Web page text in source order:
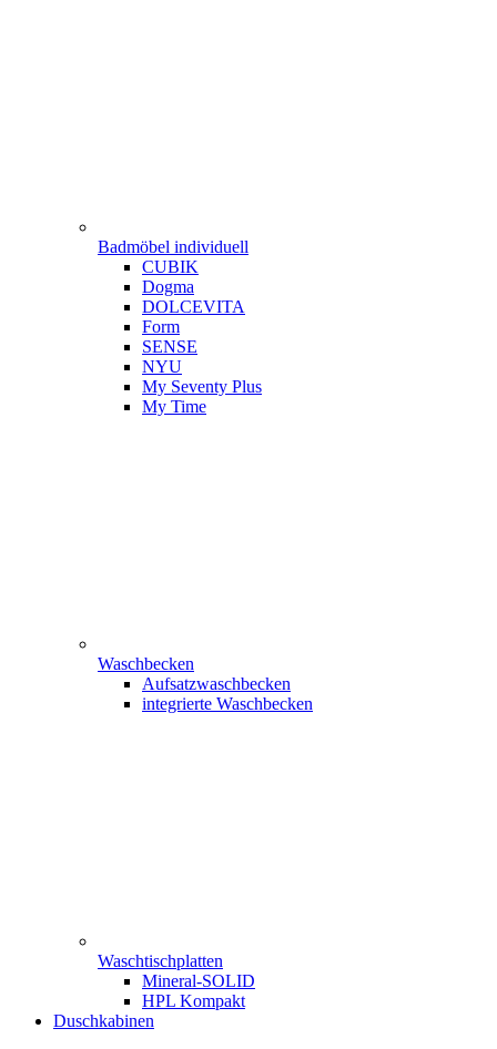
Badmöbel individuell
CUBIK
Dogma
DOLCEVITA
Form
SENSE
NYU
My Seventy Plus
My Time
Waschbecken
Aufsatzwaschbecken
integrierte Waschbecken
Waschtischplatten
Mineral-SOLID
HPL Kompakt
Duschkabinen